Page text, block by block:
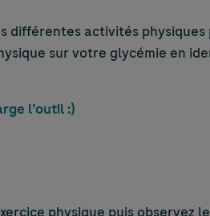
activités
sur votre glycémie en
l’outil :)